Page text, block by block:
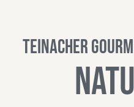
Teinacher
Natu